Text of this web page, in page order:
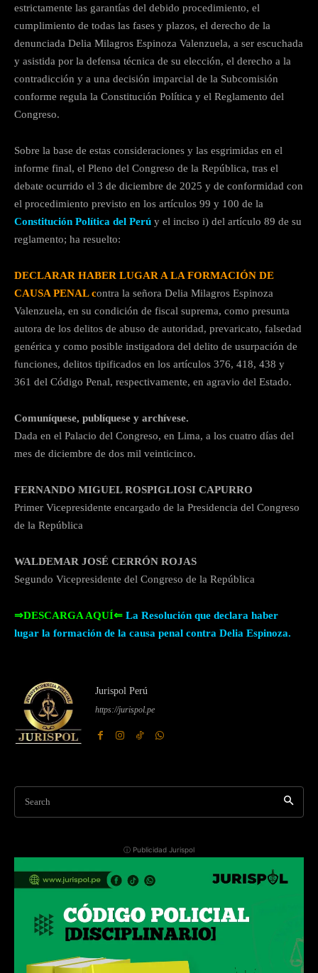
estrictamente las garantías del debido procedimiento, el
cumplimiento de todas las fases y plazos, el derecho de la
denunciada Delia Milagros Espinoza Valenzuela, a ser escuchada
y asistida por la defensa técnica de su elección, el derecho a la
contradicción y a una decisión imparcial de la Subcomisión
conforme regula la Constitución Política y el Reglamento del
Congreso.
Sobre la base de estas consideraciones y las esgrimidas en el
informe final, el Pleno del Congreso de la República, tras el
debate ocurrido el 3 de diciembre de 2025 y de conformidad con
el procedimiento previsto en los artículos 99 y 100 de la
Constitución Política del Perú y el inciso i) del artículo 89 de su
reglamento; ha resuelto:
DECLARAR HABER LUGAR A LA FORMACIÓN DE
CAUSA PENAL contra la señora Delia Milagros Espinoza
Valenzuela, en su condición de fiscal suprema, como presunta
autora de los delitos de abuso de autoridad, prevaricato, falsedad
genérica y como posible instigadora del delito de usurpación de
funciones, delitos tipificados en los artículos 376, 418, 438 y
361 del Código Penal, respectivamente, en agravio del Estado.
Comuníquese, publíquese y archívese.
Dada en el Palacio del Congreso, en Lima, a los cuatro días del
mes de diciembre de dos mil veinticinco.
FERNANDO MIGUEL ROSPIGLIOSI CAPURRO
Primer Vicepresidente encargado de la Presidencia del Congreso
de la República
WALDEMAR JOSÉ CERRÓN ROJAS
Segundo Vicepresidente del Congreso de la República
⇒DESCARGA AQUÍ⇐ La Resolución que declara haber
lugar la formación de la causa penal contra Delia Espinoza.
Jurispol Perú
https://jurispol.pe
Search
ⓘ Publicidad Jurispol